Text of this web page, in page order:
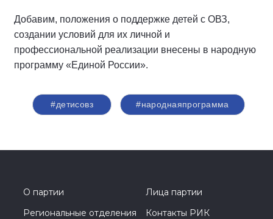
Добавим, положения о поддержке детей с ОВЗ,
создании условий для их личной и
профессиональной реализации внесены в народную
программу «Единой России».
#детисовз #народнаяпрограмма
О партии
Лица партии
Региональные отделения
Контакты РИК